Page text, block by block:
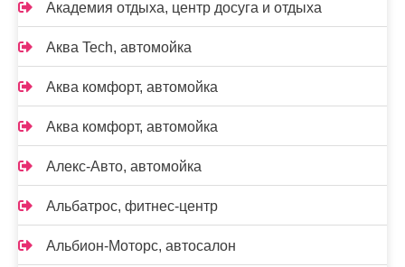
Академия отдыха, центр досуга и отдыха
Аква Tech, автомойка
Аква комфорт, автомойка
Аква комфорт, автомойка
Алекс-Авто, автомойка
Альбатрос, фитнес-центр
Альбион-Моторс, автосалон